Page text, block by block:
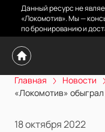
Данный ресурс не
«Локомотив». Мы —
по бронированию и
Главная
Новости
«Локомотив»
18 октября 2022